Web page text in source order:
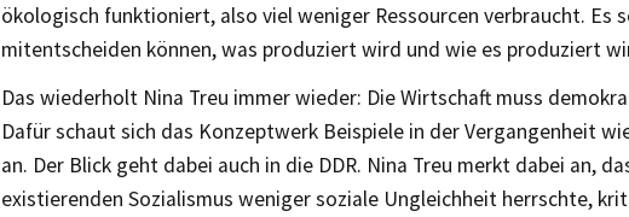
ökologisch funktioniert, also viel weniger Ressourcen verbraucht. Es
mitentscheiden können, was produziert wird und wie es produziert
Das wiederholt Nina Treu immer wieder: Die Wirtschaft muss
Dafür schaut sich das Konzeptwerk Beispiele in der Vergangenheit
an. Der Blick geht dabei auch in die DDR. Nina Treu merkt dabei an,
existierenden Sozialismus weniger soziale Ungleichheit herrschte,